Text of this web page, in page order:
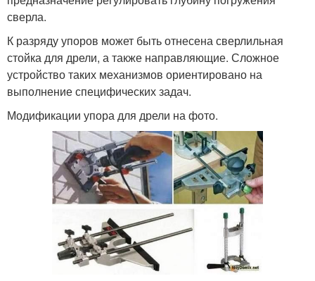
сверла.
К разряду упоров может быть отнесена сверлильная
стойка для дрели, а также направляющие. Сложное
устройство таких механизмов ориентировано на
выполнение специфических задач.
Модификации упора для дрели на фото.